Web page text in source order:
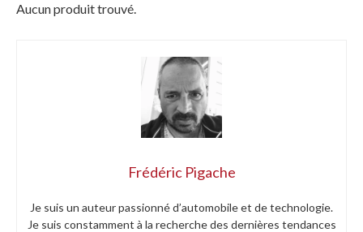
Aucun produit trouvé.
Frédéric Pigache
Je suis un auteur passionné d’automobile et de technologie.
Je suis constamment à la recherche des dernières tendances